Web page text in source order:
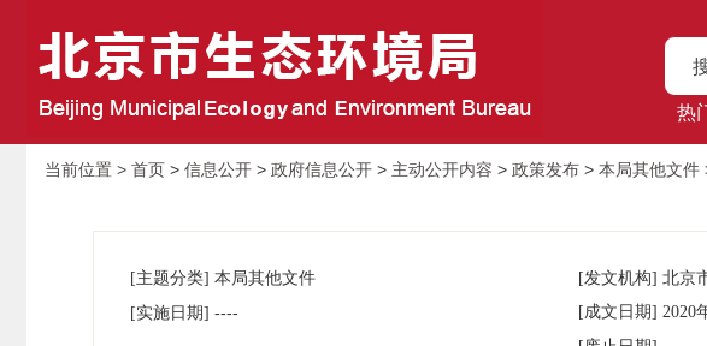
热
当前位置 > 首页 > 信息公开 > 政府信息公开 > 主动公开内容 > 政策发布 > 本局其他文件
[主题分类] 本局其他文件 [发文机构] 北京
[实施日期] ---- [成文日期] 2020